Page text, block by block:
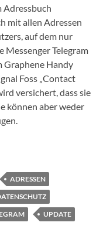
mit allen Adressen
auf dem nur
Messenger Telegram
Graphene Handy
Foss „Contact
versichert, dass sie
können aber weder
ADRESSEN
UPDATE